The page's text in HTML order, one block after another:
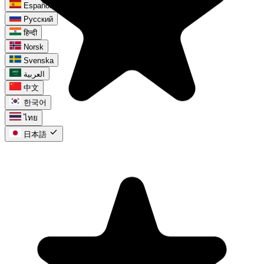
Español
Русский
हिन्दी
Norsk
Svenska
العربية
中文
한국어
ไทย
日本語 check